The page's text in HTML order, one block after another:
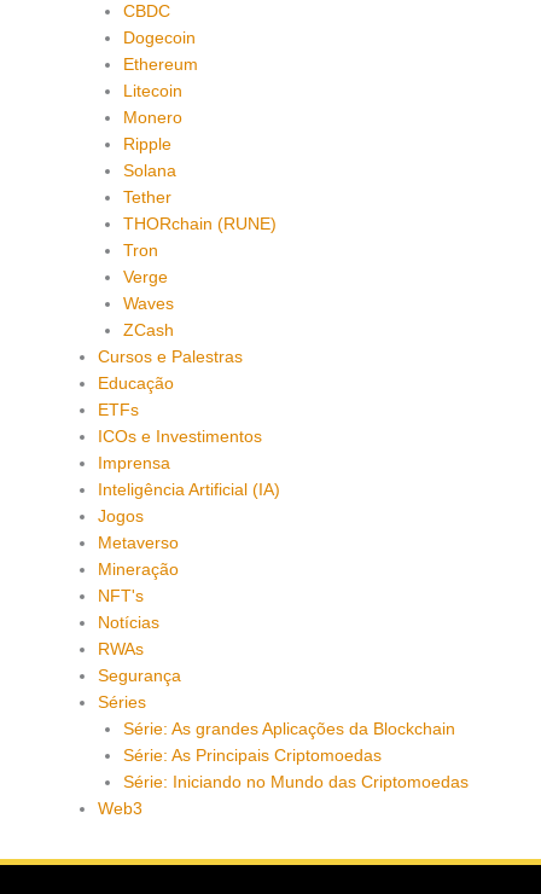
CBDC
Dogecoin
Ethereum
Litecoin
Monero
Ripple
Solana
Tether
THORchain (RUNE)
Tron
Verge
Waves
ZCash
Cursos e Palestras
Educação
ETFs
ICOs e Investimentos
Imprensa
Inteligência Artificial (IA)
Jogos
Metaverso
Mineração
NFT's
Notícias
RWAs
Segurança
Séries
Série: As grandes Aplicações da Blockchain
Série: As Principais Criptomoedas
Série: Iniciando no Mundo das Criptomoedas
Web3